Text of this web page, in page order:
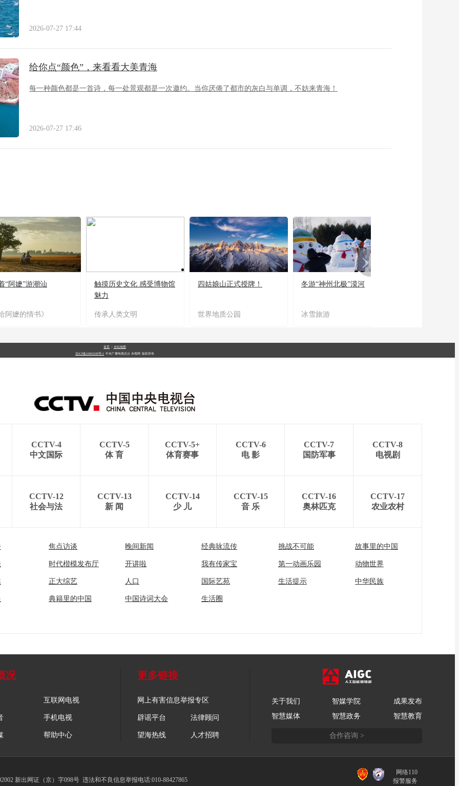
2026-07-27 17:44
给你点“颜色”，来看看大美青海
每一种颜色都是一首诗，每一处景观都是一次邀约。当你厌倦了都市的灰白与单调，不妨来青海！
2026-07-27 17:46
“阿嬷”游潮汕
阿嬷的情书》
触摸历史文化 感受博物馆
魅力
传承人类文明
四姑娘山正式授牌！
世界地质公园
冬游“神州北极”漠河
冰雪旅游
首页 全站地图
京ICP备10003349号-1 中央广播电视总台 央视网 版权所有
CCTV-4
中文国际
CCTV-5
体 育
CCTV-5+
体育赛事
CCTV-6
电 影
CCTV-7
国防军事
CCTV-8
电视剧
CCTV-12
社会与法
CCTV-13
新 闻
CCTV-14
少 儿
CCTV-15
音 乐
CCTV-16
奥林匹克
CCTV-17
农业农村
焦点访谈 晚间新闻 经典咏流传 挑战不可能 故事里的中国
时代楷模发布厅 开讲啦 我有传家宝 第一动画乐园 动物世界
正大综艺 人口 国际艺苑 生活提示 中华民族
典籍里的中国 中国诗词大会 生活圈
况
互联网电视
手机电视
帮助中心
更多链接
网上有害信息举报专区
辟谣平台 法律顾问
望海热线 人才招聘
关于我们 智媒学院
成果发布
智慧媒体
智慧政务 智慧教育
合作咨询 >
新出网证（京）字098号 违法和不良信息举报电话:010-88427865
网络110
报警服务